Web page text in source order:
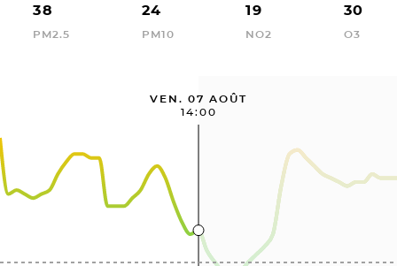
38
PM2.5
24
PM10
19
NO2
30
O3
VEN. 07 AOÛT
14:00